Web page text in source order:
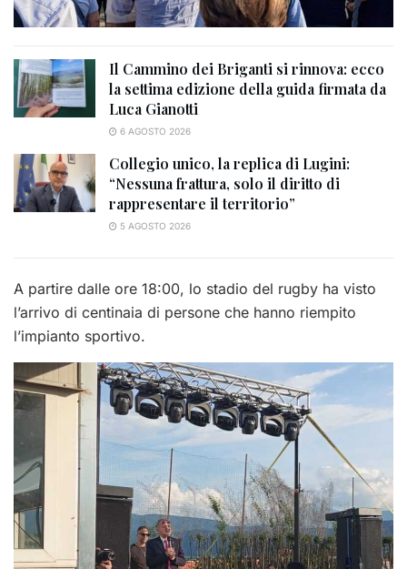
Il Cammino dei Briganti si rinnova: ecco
la settima edizione della guida firmata da
Luca Gianotti
6 AGOSTO 2026
Collegio unico, la replica di Lugini:
“Nessuna frattura, solo il diritto di
rappresentare il territorio”
5 AGOSTO 2026
A partire dalle ore 18:00, lo stadio del rugby ha visto
l’arrivo di centinaia di persone che hanno riempito
l’impianto sportivo.